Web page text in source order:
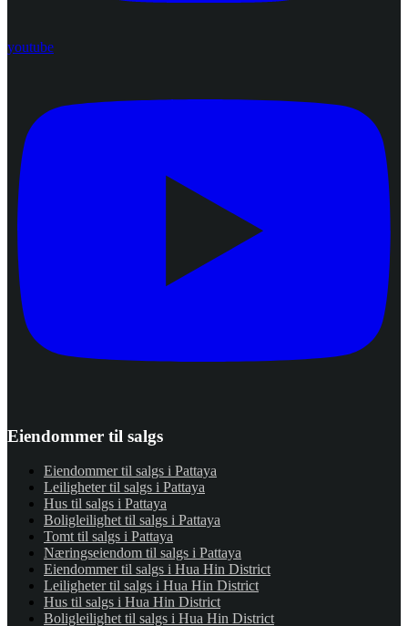
youtube
Eiendommer til salgs
Eiendommer til salgs i Pattaya
Leiligheter til salgs i Pattaya
Hus til salgs i Pattaya
Boligleilighet til salgs i Pattaya
Tomt til salgs i Pattaya
Næringseiendom til salgs i Pattaya
Eiendommer til salgs i Hua Hin District
Leiligheter til salgs i Hua Hin District
Hus til salgs i Hua Hin District
Boligleilighet til salgs i Hua Hin District